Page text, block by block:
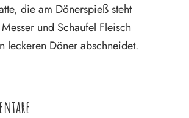
die am Dönerspieß steht
und Schaufel Fleisch
leckeren Döner abschneidet.